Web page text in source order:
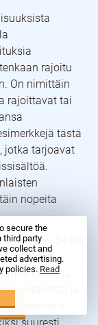
rajoitu
On nimittäin
rajoittavat tai
tästä
jotka tarjoavat
nopeita
jopa 54:stä
minkä
tahansa
ja
secure the
third party
collect and
advertising.
policies. Read